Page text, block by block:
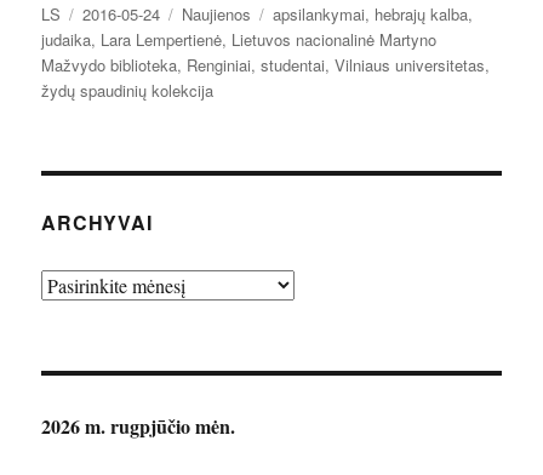
Autorius
LS Paskelbta
2016-05-24 Kategorijos
Naujienos Žymos
apsilankymai, hebrajų kalba,
judaika, Lara Lempertienė, Lietuvos nacionalinė Martyno
Mažvydo biblioteka, Renginiai,studentai,Vilniaus universitetas,
žydų spaudinių kolekcija
ARCHYVAI
Archyvai
2026 m. rugpjūčio mėn.